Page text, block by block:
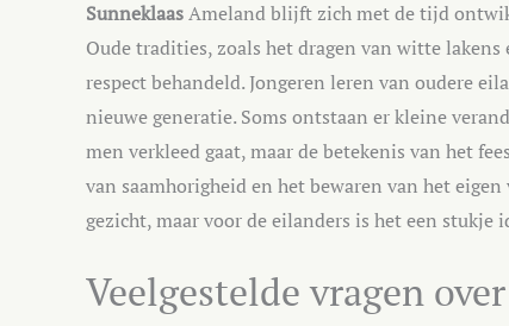
SunneklaasAmeland blijft zich met de tijd
Oude tradities, zoals het dragen van witte
respect behandeld. Jongeren leren van oudere
nieuwe generatie. Soms ontstaan er kleine
men verkleed gaat, maar de betekenis van het
van saamhorigheid en het bewaren van het
gezicht, maar voor de eilanders is het een
Veelgestelde vragen